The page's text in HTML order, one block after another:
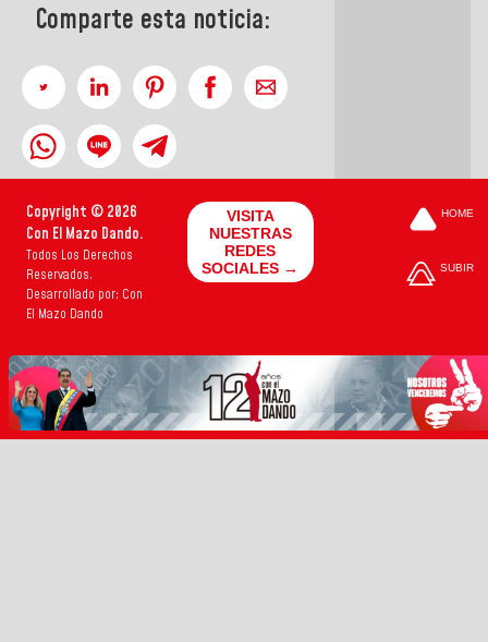
Comparte esta noticia:
Copyright © 2026
Con El Mazo Dando.
Todos Los Derechos
Reservados.
Desarrollado por: Con
El Mazo Dando
VISITA
NUESTRAS
REDES
SOCIALES →
HOME
SUBIR